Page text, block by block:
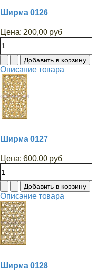
Ширма 0126
Цена: 200,00 руб
Описание товара
Ширма 0127
Цена: 600,00 руб
Описание товара
Ширма 0128